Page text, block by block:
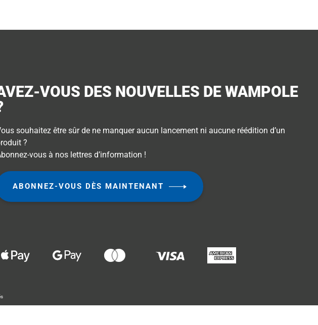
VOUS DES NOUVELLES DE WAMPOLE
souhaitez être sûr de ne manquer aucun lancement ni aucune réédition d’un
?
vous à nos lettres d’information !
ABONNEZ-VOUS DÈS MAINTENANT